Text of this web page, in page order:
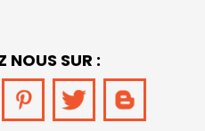
NOUS SUR :